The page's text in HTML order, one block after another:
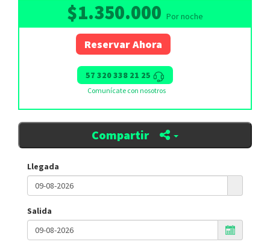
$1.350.000 Por noche
Reservar Ahora
57 320 338 21 25
Comunícate con nosotros
Compartir
Llegada
Salida